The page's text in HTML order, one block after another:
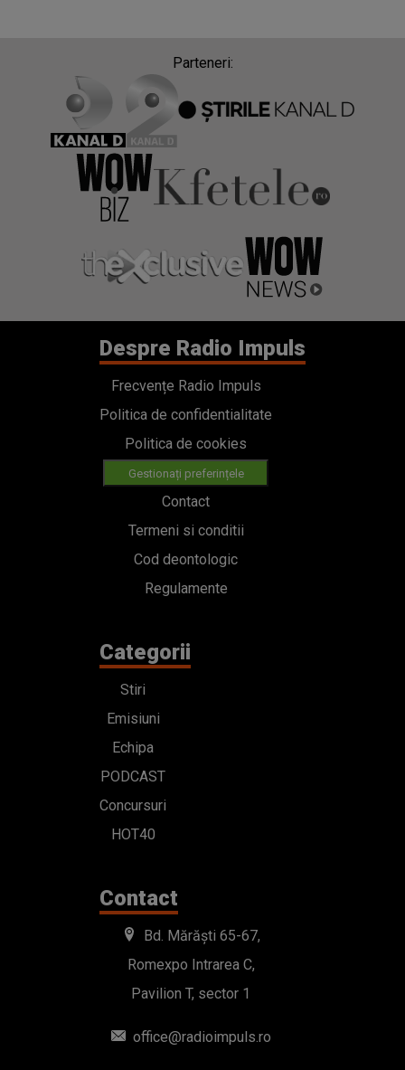
Parteneri:
Despre Radio Impuls
Frecvențe Radio Impuls
Politica de confidentialitate
Politica de cookies
Gestionați preferințele
Contact
Termeni si conditii
Cod deontologic
Regulamente
Categorii
Stiri
Emisiuni
Echipa
PODCAST
Concursuri
HOT40
Contact
Bd. Mărăști 65-67,
Romexpo Intrarea C,
Pavilion T, sector 1
office@radioimpuls.ro